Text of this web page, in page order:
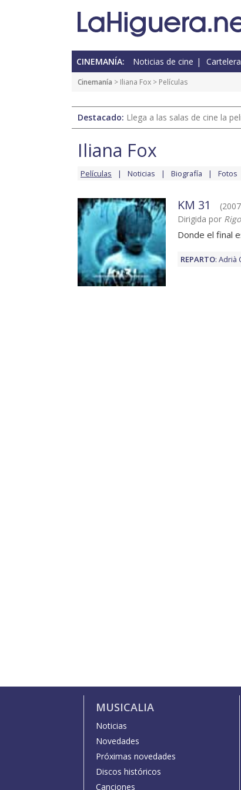
CINEMANÍA: Noticias de cine Cartelera
Cinemanía > Iliana Fox > Películas
Destacado: Llega a las salas de cine la
Iliana Fox
Películas Noticias Biografía Fotos
KM 31
Dirigida por
Donde el final
REPARTO: Adrià
MUSICALIA
Noticias
Novedades
Próximas novedades
Discos históricos
Canciones